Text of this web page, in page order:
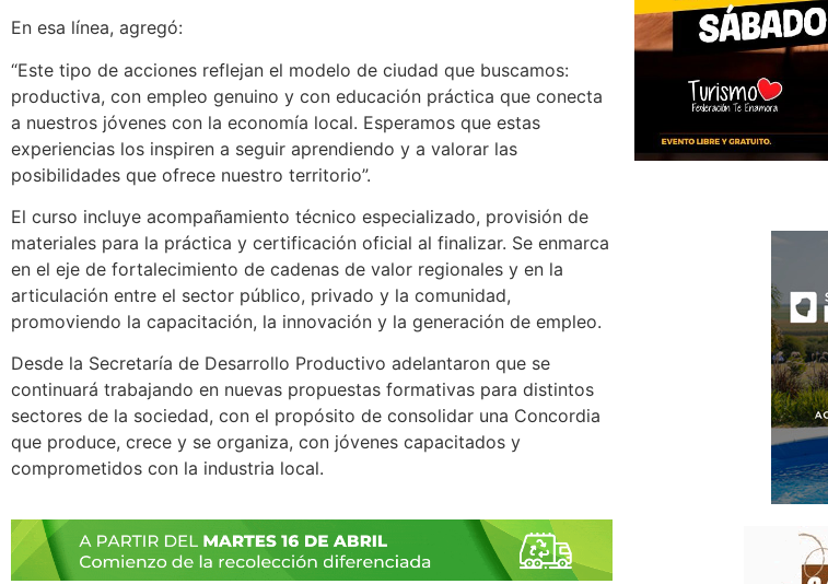
En esa línea, agregó:
“Este tipo de acciones reflejan el modelo de ciudad que buscamos:
productiva, con empleo genuino y con educación práctica que conecta
a nuestros jóvenes con la economía local. Esperamos que estas
experiencias los inspiren a seguir aprendiendo y a valorar las
posibilidades que ofrece nuestro territorio”.
El curso incluye acompañamiento técnico especializado, provisión de
materiales para la práctica y certificación oficial al finalizar. Se enmarca
en el eje de fortalecimiento de cadenas de valor regionales y en la
articulación entre el sector público, privado y la comunidad,
promoviendo la capacitación, la innovación y la generación de empleo.
Desde la Secretaría de Desarrollo Productivo adelantaron que se
continuará trabajando en nuevas propuestas formativas para distintos
sectores de la sociedad, con el propósito de consolidar una Concordia
que produce, crece y se organiza, con jóvenes capacitados y
comprometidos con la industria local.